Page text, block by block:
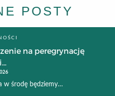
POSTY
na peregrynację
w środę będziemy…